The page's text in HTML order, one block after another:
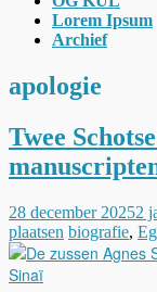
Lorem Ipsum
Archief
apologie
Twee
28 december 20252
plaatsen biografie,